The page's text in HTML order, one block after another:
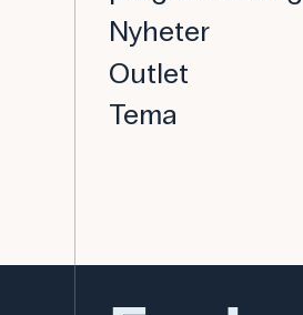
Nyheter
Outlet
Tema